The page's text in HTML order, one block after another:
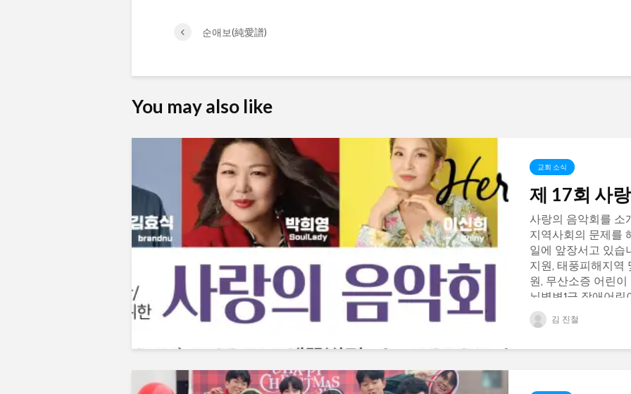
순애보(純愛譜)
You may also like
교회 소식
제 17회 사
사랑의 음악회를 소
지역사회의 문제를
일에 앞장서고 있습
지원, 태풍피해지역
원, 무산소증 어린이
뇌병변1급 장애어
는...
김 진철